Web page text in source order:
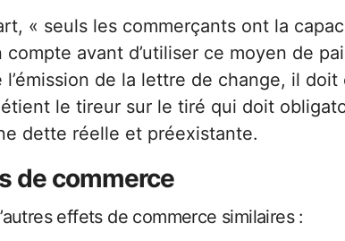
« seuls les commerçants ont la
avant d’utiliser ce moyen de
l’émission de la lettre de change, il
le tireur sur le tiré qui doit
dette réelle et préexistante.
de commerce
effets de commerce similaires :